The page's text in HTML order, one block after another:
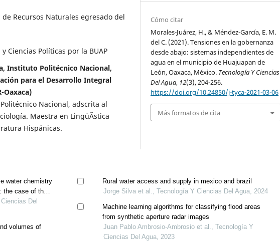
Recursos Naturales egresado del
Ciencias Políticas por la BUAP
Instituto Politécnico Nacional,
para el Desarrollo Integral
Oaxaca)
Nacional, adscrita al
Maestra en LingüÃ­stica
Hispánicas.
Cómo citar
Morales-Juárez, H., & Méndez-García, E. M.
del C. (2021). Tensiones en la gobernanza
desde abajo: sistemas independientes de
agua en el municipio de Huajuapan de
León, Oaxaca, México. Tecnología Y Ciencias
Del Agua, 12(3), 204-256.
https://doi.org/10.24850/j-tyca-2021-03-06
Más formatos de cita
water chemistry
the case of the
Del
volumes of
Rural water access and supply in mexico and brazil
Jorge Silva et al., Tecnología Y Ciencias Del Agua, 2024
Machine learning algorithms for classifying flood areas
from synthetic aperture radar images
Juan Pablo Ambrosio-Ambrosio et al., Tecnología Y
Ciencias Del Agua, 2023